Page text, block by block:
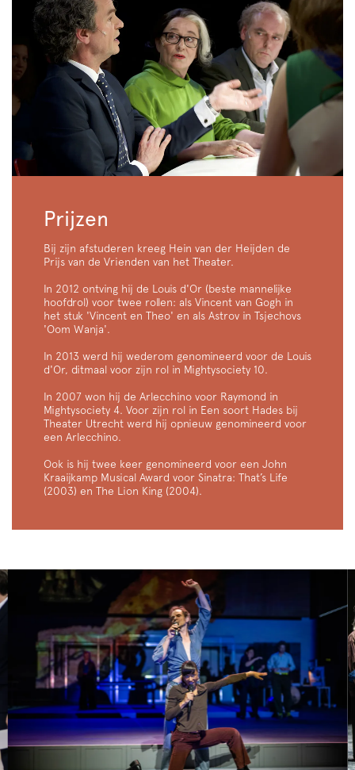
Prijzen
Bij zijn afstuderen kreeg Hein van der Heijden de
Prijs van de Vrienden van het Theater.
In 2012 ontving hij de Louis d'Or (beste mannelijke
hoofdrol) voor twee rollen: als Vincent van Gogh in
het stuk 'Vincent en Theo' en als Astrov in Tsjechovs
'Oom Wanja'.
In 2013 werd hij wederom genomineerd voor de Louis
d'Or, ditmaal voor zijn rol in Mightysociety 10.
In 2007 won hij de Arlecchino voor Raymond in
Mightysociety 4. Voor zijn rol in Een soort Hades bij
Theater Utrecht werd hij opnieuw genomineerd voor
een Arlecchino.
Ook is hij twee keer genomineerd voor een John
Kraaijkamp Musical Award voor Sinatra: That’s Life
(2003) en The Lion King (2004).
Overslaan